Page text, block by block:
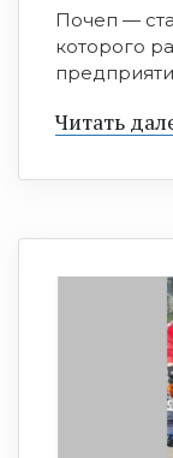
Почеп —
которого
Читать